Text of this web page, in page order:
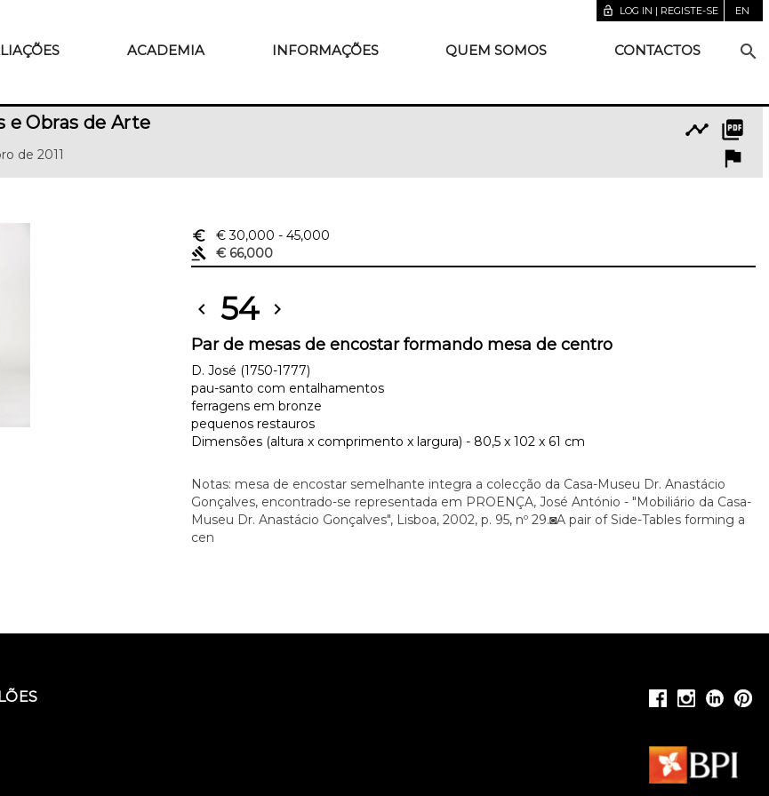
lock_open LOG IN | REGISTE-SE EN
ACADEMIA INFORMAÇÕES QUEM SOMOS CONTACTOS search
e Obras de Arte
de 2011
picture_as_pdf
timeline
flag
euro_symbol € 30,000 - 45,000
gavel
€ 66,000
chevron_left 54 chevron_right
Par de mesas de encostar formando mesa de centro
D. José (1750-1777)
pau-santo com entalhamentos
ferragens em bronze
pequenos restauros
Dimensões (altura x comprimento x largura) - 80,5 x 102 x 61 cm
Notas: mesa de encostar semelhante integra a colecção da Casa-Museu Dr. Anastácio
Gonçalves, encontrado-se representada em PROENÇA, José António - "Mobiliário da Casa-
Museu Dr. Anastácio Gonçalves", Lisboa, 2002, p. 95, nº 29.◙A pair of Side-Tables forming a
cen